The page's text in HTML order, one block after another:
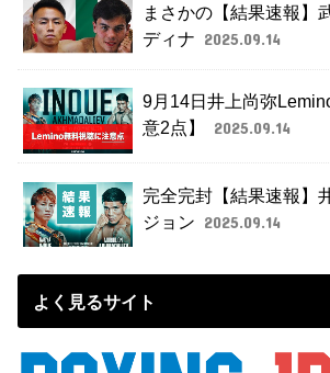
まさかの【結果速報】
ディナ 2025.09.14
9月14日井上尚弥
意2点】
2025.09.14
完全完封【結果速報】
ジョン 2025.09.14
よく見るサイト